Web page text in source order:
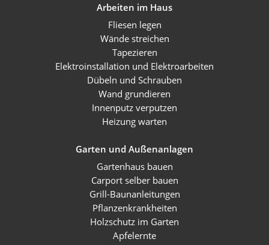
Arbeiten im Haus
Fliesen legen
Wände streichen
Tapezieren
Elektroinstallation und Elektroarbeiten
Dübeln und Schrauben
Wand grundieren
Innenputz verputzen
Heizung warten
Garten und Außenanlagen
Gartenhaus bauen
Carport selber bauen
Grill-Baunanleitungen
Pflanzenkrankheiten
Holzschutz im Garten
Apfelernte